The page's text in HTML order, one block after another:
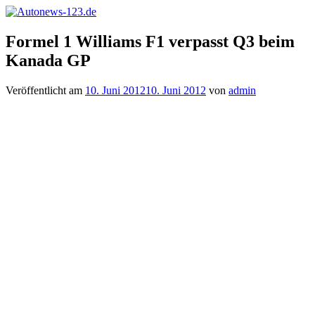
Zum
springen
Autonews-
123.de
Autonews
mit
Charme
Formel 1 Williams F1 verpasst Q3 beim
Kanada GP
Veröffentlicht am 10. Juni 201210. Juni 2012 von admin